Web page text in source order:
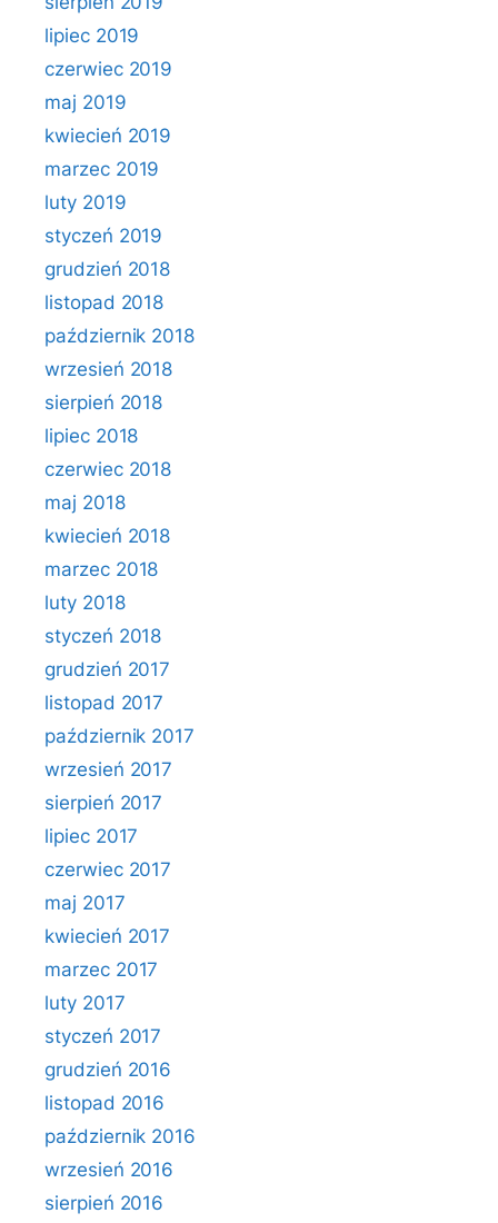
lipiec 2019
czerwiec 2019
maj 2019
kwiecień 2019
marzec 2019
luty 2019
styczeń 2019
grudzień 2018
listopad 2018
październik 2018
wrzesień 2018
sierpień 2018
lipiec 2018
czerwiec 2018
maj 2018
kwiecień 2018
marzec 2018
luty 2018
styczeń 2018
grudzień 2017
listopad 2017
październik 2017
wrzesień 2017
sierpień 2017
lipiec 2017
czerwiec 2017
maj 2017
kwiecień 2017
marzec 2017
luty 2017
styczeń 2017
grudzień 2016
listopad 2016
październik 2016
wrzesień 2016
sierpień 2016